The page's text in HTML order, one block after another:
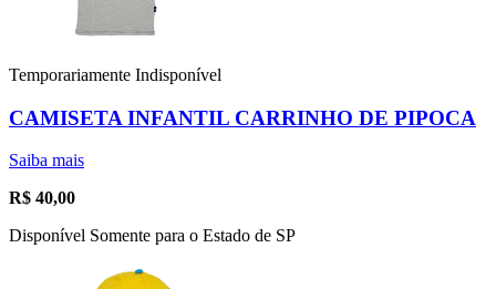
Temporariamente Indisponível
CAMISETA INFANTIL CARRINHO DE PIPOCA
Saiba mais
R$ 40,00
Disponível Somente para o Estado de SP